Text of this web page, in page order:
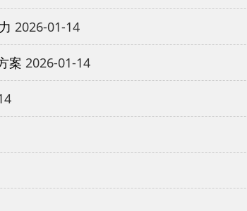
2026-01-14
案 2026-01-14